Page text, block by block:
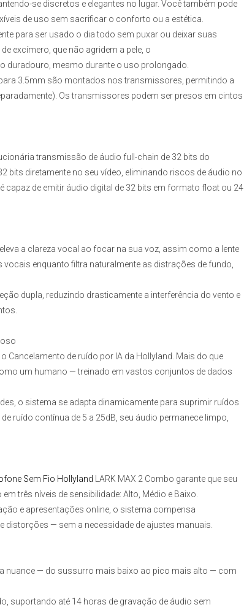
se discretos e elegantes no lugar. Você também pode
de uso sem sacrificar o conforto ou a estética.
para ser usado o dia todo sem puxar ou deixar suas
excímero, que não agridem a pele, o
mesmo durante o uso prolongado.
3.5mm são montados nos transmissores, permitindo a
Os transmissores podem ser presos em cintos
transmissão de áudio full-chain de 32 bits do
bits diretamente no seu vídeo, eliminando riscos de áudio no
capaz de emitir áudio digital de 32 bits em formato float ou 24
a clareza vocal ao focar na sua voz, assim como a lente
enquanto filtra naturalmente as distrações de fundo,
dupla, reduzindo drasticamente a interferência do vento e
de ruído por IA da Hollyland. Mais do que
um humano — treinado em vastos conjuntos de dados
o sistema se adapta dinamicamente para suprimir ruídos
ruído contínua de 5 a 25dB, seu áudio permanece limpo,
Sem Fio Hollyland LARK MAX 2 Combo garante que seu
três níveis de sensibilidade: Alto, Médio e Baixo.
e apresentações online, o sistema compensa
— sem a necessidade de ajustes manuais.
nuance — do sussurro mais baixo ao pico mais alto — com
suportando até 14 horas de gravação de áudio sem